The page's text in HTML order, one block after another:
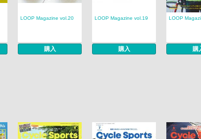
LOOP Magazine vol.20
購入
LOOP Magazine vol.19
購入
LOOP
購